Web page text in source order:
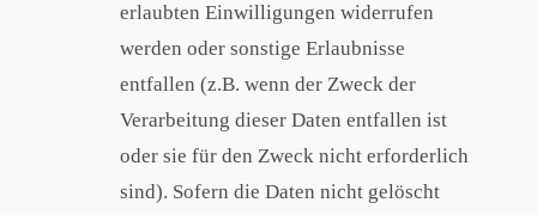
erlaubten Einwilligungen widerrufen
werden oder sonstige Erlaubnisse
entfallen (z.B. wenn der Zweck der
Verarbeitung dieser Daten entfallen ist
oder sie für den Zweck nicht erforderlich
sind). Sofern die Daten nicht gelöscht